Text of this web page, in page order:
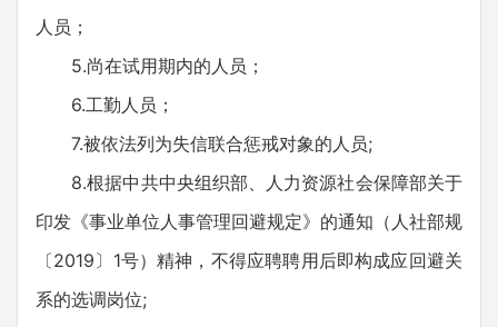
人员；
5.尚在试用期内的人员；
6.工勤人员；
7.被依法列为失信联合惩戒对象的人员;
8.根据中共中央组织部、人力资源社会保障部关于
印发《事业单位人事管理回避规定》的通知（人社部规
〔2019〕1号）精神，不得应聘聘用后即构成应回避关
系的选调岗位;